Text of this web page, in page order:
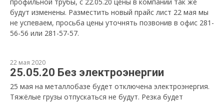
будут изменены. Разместить новый прайс лист 22 мая мы
не успеваем, просьба цены уточнять позвонив в офис 281-
56-56 или 281-57-57.
22 мая 2020
25.05.20 Без электроэнергии
25 мая на металлобазе будет отключена электроэнергия.
Тяжёлые грузы отпускаться не будут. Резка будет